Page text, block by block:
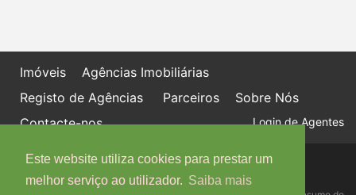
Este website utiliza cookies para prestar um
melhor serviço ao utilizador. Saiba mais
Imóveis
Agências Imobiliárias
Registo de Agências
Parceiros
Sobre Nós
Contacte-nos
Login de Agentes
Política de proteção de dados
Livro de Reclamações online